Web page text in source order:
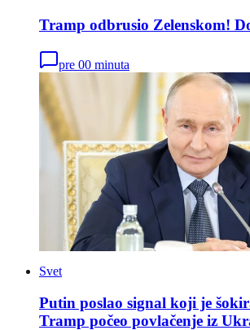
Tramp odbrusio Zelenskom!
pre 00 minuta
Svet
Putin poslao signal koji je
Tramp počeo povlačenje iz